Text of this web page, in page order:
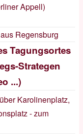
Appell)
aus Regensburg
Tagungsortes
Strategen
...)
Karolinenplatz,
- zum